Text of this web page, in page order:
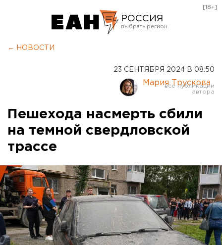
РОССИЯ
Курган
Оренбург
[18+]
← НОВОСТИ
23 СЕНТЯБРЯ 2024 В 08:50
Мария Трускова
Пешехода насмерть сбили
на темной свердловской
трассе